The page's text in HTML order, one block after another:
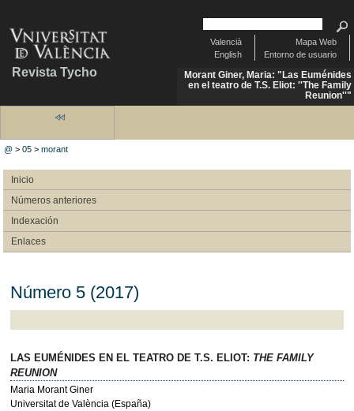
Revista Tycho
Mapa Web
Entorno de usuario
Valencià
English
Morant Giner, Maria: "Las Euménides
en el teatro de T.S. Eliot: ''The Family
Reunion''"
@ >05 >morant
Inicio
Números anteriores
Indexación
Enlaces
Número 5 (2017)
LAS EUMÉNIDES EN EL TEATRO DE T.S. ELIOT: THE FAMILY
REUNION
Maria Morant Giner
Universitat de València (España)